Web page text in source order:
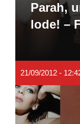
Parah,
lode! –
21/09/2012 -